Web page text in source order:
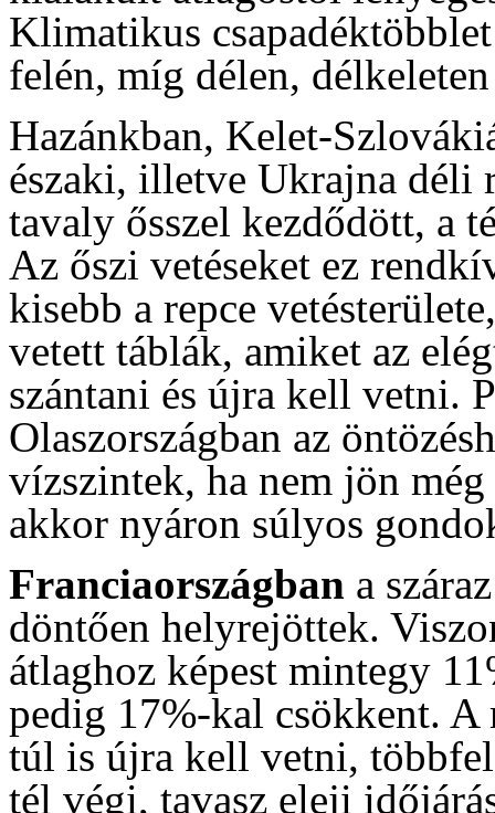
Klimatikus
felén, míg délen,
Hazánkban, Kelet-
északi, illetve Ukrajna déli
tavaly ősszel kezdődött, a
Az őszi vetéseket ez
kisebb a repce
vetett táblák, amiket az
szántani és újra kell vetni.
Olaszországban az
vízszintek, ha nem jön még
akkor nyáron súlyos
Franciaországban a
döntően helyrejöttek.
átlaghoz képest mintegy
pedig 17%-kal csökkent. A
túl is újra kell vetni,
tél végi, tavasz eleji